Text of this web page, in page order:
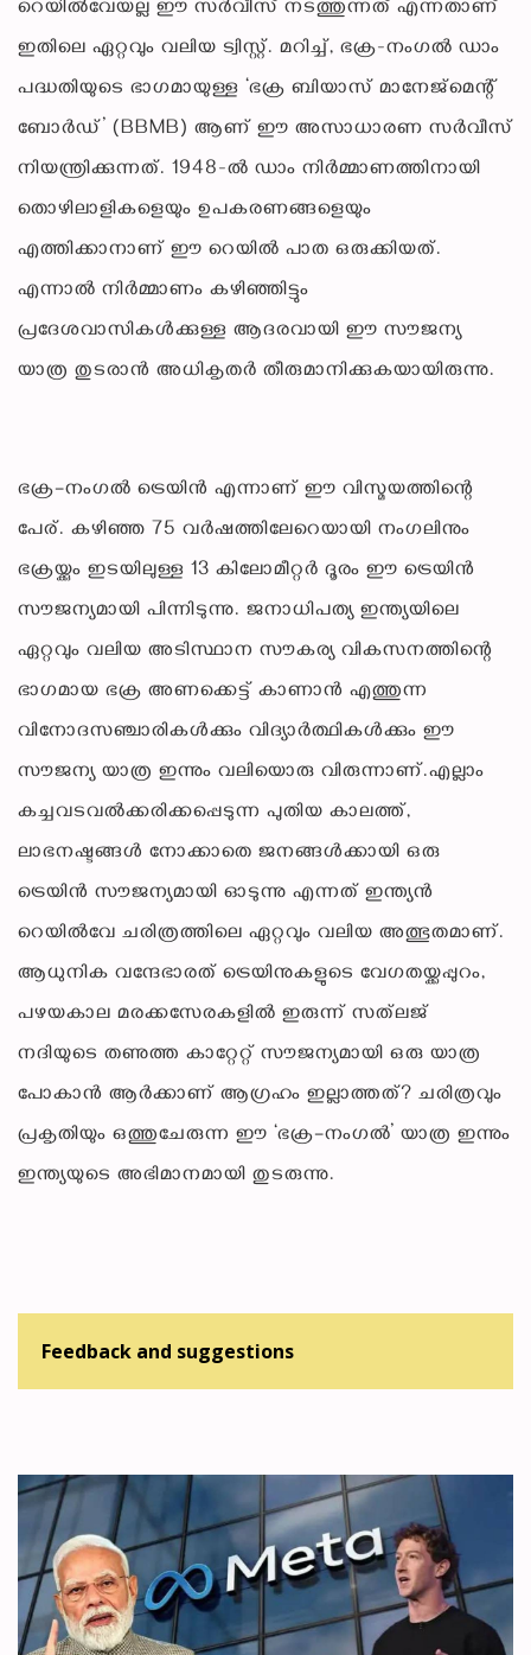
റെയിൽവേയല്ല ഈ സർവീസ് നടത്തുന്നത് എന്നതാണ്
ഇതിലെ ഏറ്റവും വലിയ ട്വിസ്റ്റ്. മറിച്ച്, ഭക്ര-നംഗൽ ഡാം
പദ്ധതിയുടെ ഭാഗമായുള്ള ‘ഭക്ര ബിയാസ് മാനേജ്‌മെന്റ്
ബോർഡ്’ (BBMB) ആണ് ഈ അസാധാരണ സർവീസ്
നിയന്ത്രിക്കുന്നത്. 1948-ൽ ഡാം നിർമ്മാണത്തിനായി
തൊഴിലാളികളെയും ഉപകരണങ്ങളെയും
എത്തിക്കാനാണ് ഈ റെയിൽ പാത ഒരുക്കിയത്.
എന്നാൽ നിർമ്മാണം കഴിഞ്ഞിട്ടും
പ്രദേശവാസികൾക്കുള്ള ആദരവായി ഈ സൗജന്യ
യാത്ര തുടരാൻ അധികൃതർ തീരുമാനിക്കുകയായിരുന്നു.
ഭക്ര–നംഗൽ ട്രെയിൻ എന്നാണ് ഈ വിസ്മയത്തിന്റെ
പേര്. കഴിഞ്ഞ 75 വർഷത്തിലേറെയായി നംഗലിനും
ഭക്രയ്ക്കും ഇടയിലുള്ള 13 കിലോമീറ്റർ ദൂരം ഈ ട്രെയിൻ
സൗജന്യമായി പിന്നിടുന്നു. ജനാധിപത്യ ഇന്ത്യയിലെ
ഏറ്റവും വലിയ അടിസ്ഥാന സൗകര്യ വികസനത്തിന്റെ
ഭാഗമായ ഭക്ര അണക്കെട്ട് കാണാൻ എത്തുന്ന
വിനോദസഞ്ചാരികൾക്കും വിദ്യാർത്ഥികൾക്കും ഈ
സൗജന്യ യാത്ര ഇന്നും വലിയൊരു വിരുന്നാണ്.എല്ലാം
കച്ചവടവൽക്കരിക്കപ്പെടുന്ന പുതിയ കാലത്ത്,
ലാഭനഷ്ടങ്ങൾ നോക്കാതെ ജനങ്ങൾക്കായി ഒരു
ട്രെയിൻ സൗജന്യമായി ഓടുന്നു എന്നത് ഇന്ത്യൻ
റെയിൽവേ ചരിത്രത്തിലെ ഏറ്റവും വലിയ അത്ഭുതമാണ്.
ആധുനിക വന്ദേഭാരത് ട്രെയിനുകളുടെ വേഗതയ്ക്കപ്പുറം,
പഴയകാല മരക്കസേരകളിൽ ഇരുന്ന് സത്‌ലജ്
നദിയുടെ തണുത്ത കാറ്റേറ്റ് സൗജന്യമായി ഒരു യാത്ര
പോകാൻ ആർക്കാണ് ആഗ്രഹം ഇല്ലാത്തത്? ചരിത്രവും
പ്രകൃതിയും ഒത്തുചേരുന്ന ഈ ‘ഭക്ര–നംഗൽ’ യാത്ര ഇന്നും
ഇന്ത്യയുടെ അഭിമാനമായി തുടരുന്നു.
Feedback and suggestions